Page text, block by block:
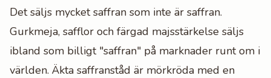
Det säljs mycket saffran som inte är saffran.
Gurkmeja, safflor och färgad majsstärkelse säljs
ibland som billigt "saffran" på marknader runt om i
världen. Äkta saffranståd är mörkröda med en